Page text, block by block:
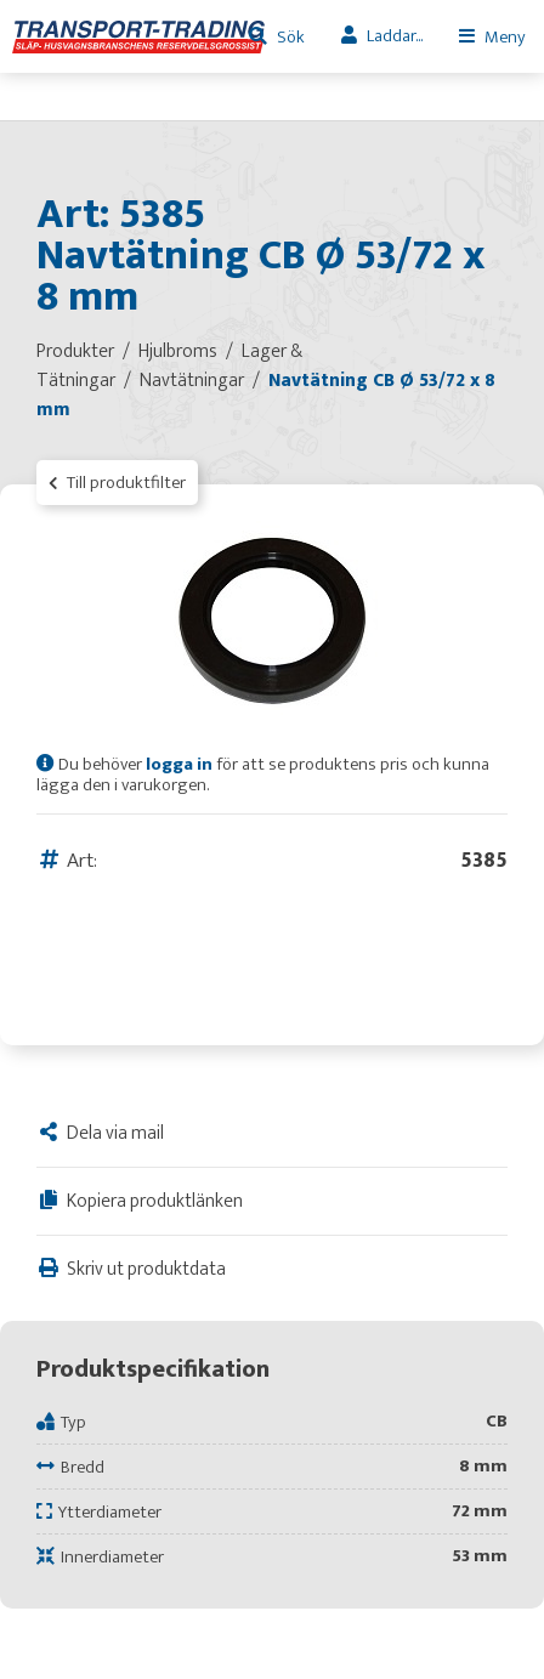
Sök Laddar... Meny
Art: 5385
Navtätning CB Ø 53/72 x
8 mm
Produkter Hjulbroms
Lager &
Tätningar
Navtätningar
Navtätning CB Ø 53/72 x 8
mm
Till produktfilter
Du behöverlogga inför att se produktens pris och kunna
lägga den i varukorgen.
Art: 5385
Dela via mail
Kopiera produktlänken
Skriv ut produktdata
Produktspecifikation
Typ
CB
Bredd
8 mm
Ytterdiameter
72 mm
Innerdiameter
53 mm